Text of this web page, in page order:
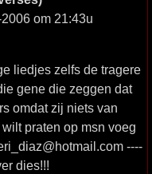
om 21:43u
liedjes zelfs de tragere
gene die zeggen dat
omdat zij niets van
praten op msn voeg
----
dies!!!